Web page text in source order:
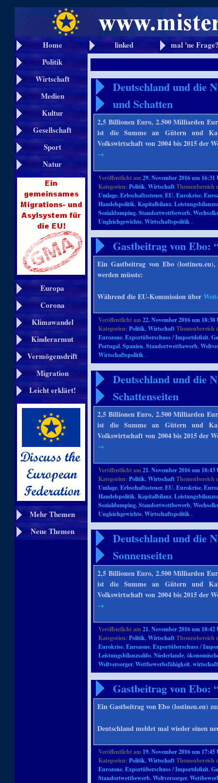
Home linked
mal 'ne
Politik
Wirtschaft
Medien
Kultur
Gesellschaft
Sport
Natur
Europa
Corona
Klimawandel
Kinderarmut
Vermögensdrift
Migration
Leicht erklärt!
Mehr Themen
Neue Themen
Deutschland und die
und Schatten
2,5 Billionen Euro, 2.500 Milliarden
ist die Summe an Gütern und
Volkswirtschaft von 2004 bis 2015 der
→
Veröffentlicht am29. November 2016 um 16:31
Kategorien:Politik,Wirtschaft
Umlage,Erbschaftssteuer,EU,Eurokrise,
Handelspolitik,Kapitalbilanz,
Sozialdumping,Standortwettbewerb,
Ungleichgewichte,Wirtschaftspolitik.
Gastbeitrag von Ebo:
Ein Gastbeitrag von Ebo
werden müsste:
Während die EU-Kommission über
Veröffentlicht am22. November 2016 um 18:38
Kategorien:Politik,Wirtschaft
Eurozone,Exportüberschuss / Importdefizit,
Portugal,Spanien,Standortwettbewerb,
Wirtschaftspolitik.
Deutschland und die
Schattenseiten
2,5 Billionen Euro, 2.500 Milliarden
ist die Summe an Gütern und
Volkswirtschaft von 2004 bis 2015 der
→
Veröffentlicht am21. November 2016 um 18:43
Kategorien:Politik,Wirtschaft
Umlage,Erbschaftssteuer,EU,Eurokrise,
Handelspolitik,Kapitalbilanz,
Sozialdumping,Standortwettbewerb,
Ungleichgewichte,Wirtschaftspolitik.
Deutschland und die
Sonnenseiten
2,5 Billionen Euro, 2.500 Milliarden
ist die Summe an Gütern und
Volkswirtschaft von 2004 bis 2015 der
→
Veröffentlicht am21. November 2016 um 18:42
Kategorien:Politik,Wirtschaft
Eurokrise,Eurozone,Exportüberschuss /
Leistungsbilanzsaldo,Niederlande,
Weltversorger,Wettbewerbsfähigkeit,
Gastbeitrag von Ebo:
Ein Gastbeitrag von Ebo (lostineu.eu)
Deutschland meldet mal wieder einen
Veröffentlicht am 19. November 2016 um 17:45
Kategorien:Politik,Wirtschaft
Eurozone,Exportüberschuss / Importdefizit,
Standortwettbewerb,Weltversorger,